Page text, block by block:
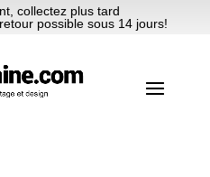
collectez plus tard
possible sous 14 jours!